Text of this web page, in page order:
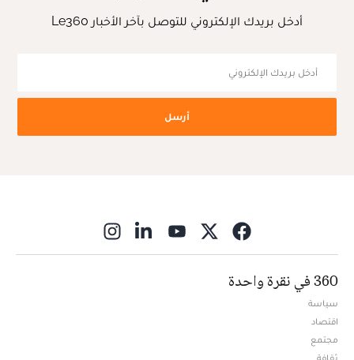
أدخل بريدك الإلكتروني للتوصل بآخر الأخبار Le360
أرسل
360 في نقرة واحدة
سياسة
اقتصاد
مجتمع
ثقافة